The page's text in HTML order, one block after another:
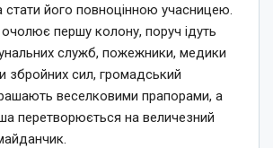
стати його повноцінною учасницею.
першу колону, поруч ідуть
служб, пожежники, медики
збройних сил, громадський
веселковими прапорами, а
перетворюється на величезний